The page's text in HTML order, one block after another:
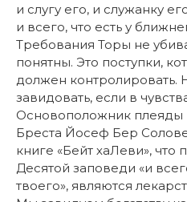
и слугу его, и служанку
и всего, что есть у
Требования Торы не
понятны. Это поступки,
должен
завидовать, если в
Основоположник плеяды
Бреста Йосеф Бер
книге «Бейт хаЛеви», что
Десятой заповеди «и
твоего», являются